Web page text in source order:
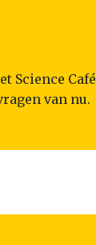
Science Café
van nu.